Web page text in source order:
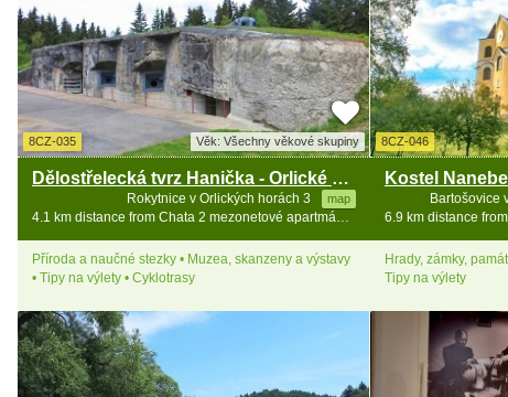
8CZ-035 Věk: Všechny věkové skupiny
Dělostřelecká tvrz Hanička - Orlické hory
Rokytnice v Orlických horách 3 map
4.1 km distance from Chata 2 mezonetové apartmány - Zakletý
Příroda a naučné stezky • Muzea, skanzeny a výstavy
• Tipy na výlety • Cyklotrasy
8CZ-046
Bartošovice
Hrady, zámky,
Tipy na výlety